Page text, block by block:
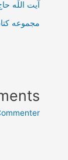
آیت اللَه
مجموعه